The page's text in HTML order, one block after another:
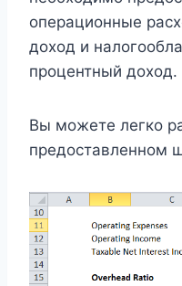
операционные
доход и
процентный доход.
Вы можете легко
предоставленном